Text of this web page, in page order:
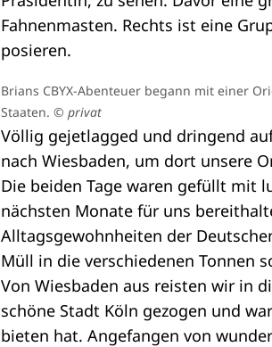
Brians CBYX-Abenteuer begann mit einer
Staaten. © privat
Völlig gejetlagged und dringend
nach Wiesbaden, um dort unsere
Die beiden Tage waren gefüllt mit
nächsten Monate für uns
Alltagsgewohnheiten der
Müll in die verschiedenen Tonnen
Von Wiesbaden aus reisten wir in
schöne Stadt Köln gezogen und
bieten hat. Angefangen von